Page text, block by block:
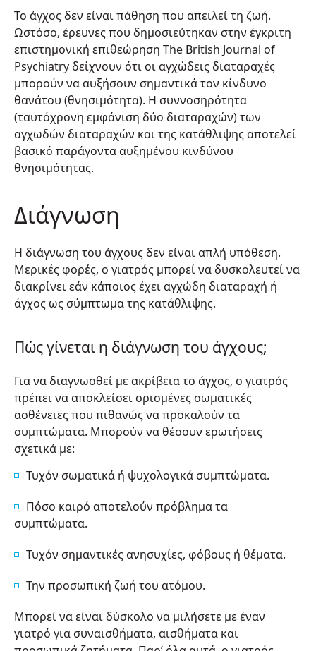
Το άγχος δεν είναι πάθηση που απειλεί τη ζωή.
Ωστόσο, έρευνες που δημοσιεύτηκαν στην έγκριτη
επιστημονική επιθεώρηση The British Journal of
Psychiatry δείχνουν ότι οι αγχώδεις διαταραχές
μπορούν να αυξήσουν σημαντικά τον κίνδυνο
θανάτου (θνησιμότητα). Η συννοσηρότητα
(ταυτόχρονη εμφάνιση δύο διαταραχών) των
αγχωδών διαταραχών και της κατάθλιψης αποτελεί
βασικό παράγοντα αυξημένου κινδύνου
θνησιμότητας.
Διάγνωση
Η διάγνωση του άγχους δεν είναι απλή υπόθεση.
Μερικές φορές, ο γιατρός μπορεί να δυσκολευτεί να
διακρίνει εάν κάποιος έχει αγχώδη διαταραχή ή
άγχος ως σύμπτωμα της κατάθλιψης.
Πώς γίνεται η διάγνωση του άγχους;
Για να διαγνωσθεί με ακρίβεια το άγχος, ο γιατρός
πρέπει να αποκλείσει ορισμένες σωματικές
ασθένειες που πιθανώς να προκαλούν τα
συμπτώματα. Μπορούν να θέσουν ερωτήσεις
σχετικά με:
Τυχόν σωματικά ή ψυχολογικά συμπτώματα.
Πόσο καιρό αποτελούν πρόβλημα τα
συμπτώματα.
Τυχόν σημαντικές ανησυχίες, φόβους ή θέματα.
Την προσωπική ζωή του ατόμου.
Μπορεί να είναι δύσκολο να μιλήσετε με έναν
γιατρό για συναισθήματα, αισθήματα και